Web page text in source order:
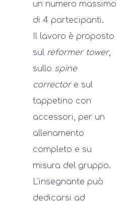
un numero massimo
di 4 partecipanti.
Il lavoro è proposto
sul reformer tower,
sullo spine
correctore sul
tappetino con
accessori, per un
allenamento
completo e su
misura del gruppo.
L’insegnante può
dedicarsi ad